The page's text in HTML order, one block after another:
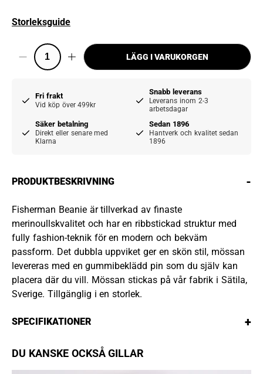
Storleksguide
LÄGG I VARUKORGEN
Fri frakt
Vid köp över 499kr
Snabb leverans
Leverans inom 2-3
arbetsdagar
Säker betalning
Direkt eller senare med
Klarna
Sedan 1896
Hantverk och kvalitet sedan
1896
PRODUKTBESKRIVNING -
Fisherman Beanie är tillverkad av finaste
merinoullskvalitet och har en ribbstickad struktur med
fully fashion-teknik för en modern och bekväm
passform. Det dubbla uppviket ger en skön stil, mössan
levereras med en gummibeklädd pin som du själv kan
placera där du vill. Mössan stickas på vår fabrik i Sätila,
Sverige. Tillgänglig i en storlek.
SPECIFIKATIONER +
DU KANSKE OCKSÅ GILLAR